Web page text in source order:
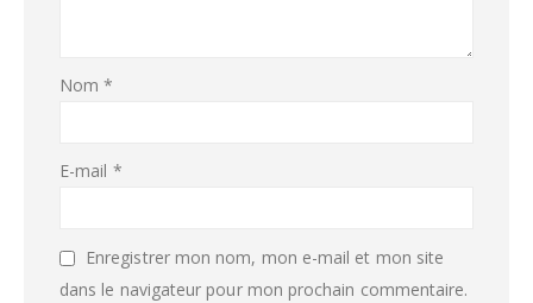
Nom*
E-mail *
Enregistrer mon nom, mon e-mail et mon site
dans le navigateur pour mon prochain commentaire.